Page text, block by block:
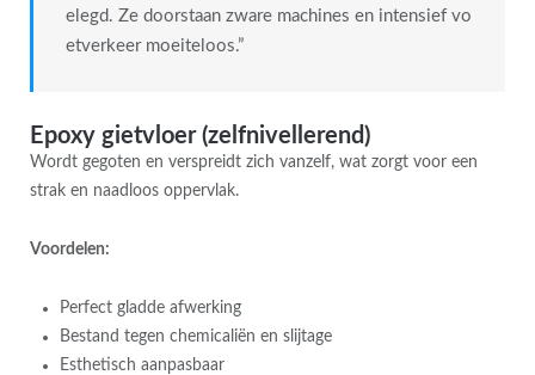
elegd. Ze doorstaan zware machines en intensief vo
etverkeer moeiteloos.”
Epoxy gietvloer (zelfnivellerend)
Wordt gegoten en verspreidt zich vanzelf, wat zorgt voor een
strak en naadloos oppervlak.
Voordelen:
Perfect gladde afwerking
Bestand tegen chemicaliën en slijtage
Esthetisch aanpasbaar